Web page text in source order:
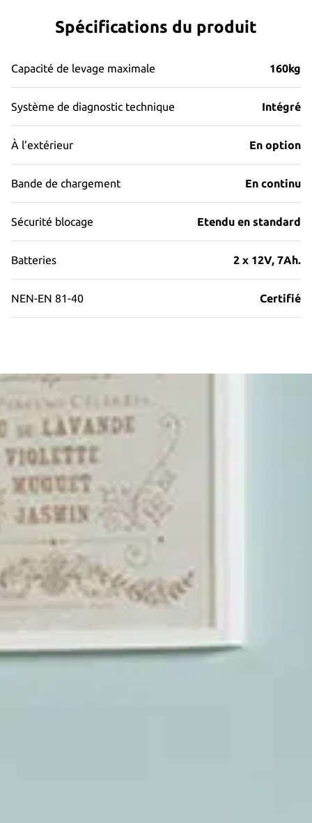
Spécifications du produit
Capacité de levage maximale 160kg
Système de diagnostic technique Intégré
À l’extérieur En option
Bande de chargement En continu
Sécurité blocage Etendu en standard
Batteries 2 x 12V, 7Ah.
NEN-EN 81-40 Certifié